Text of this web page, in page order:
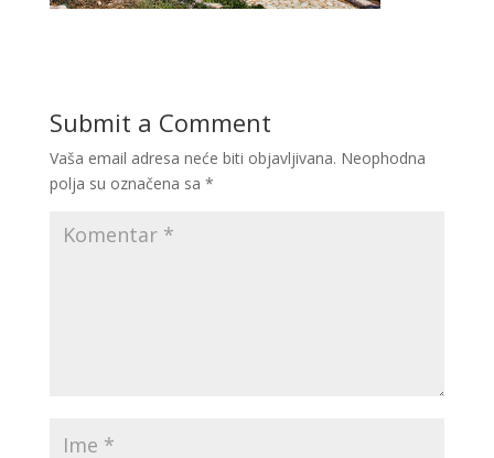
Submit a Comment
Vaša email adresa neće biti objavljivana. Neophodna
polja su označena sa *